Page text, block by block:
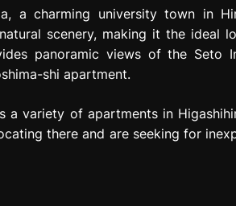
a charming university town in
scenery, making it the ideal
panoramic views of the Seto
shi apartment.
variety of apartments in
there and are seeking for